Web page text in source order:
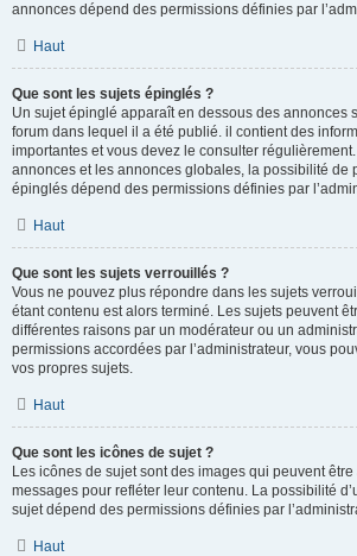
annonces dépend des permissions définies par
Haut
Que sont les sujets épinglés ?
Un sujet épinglé apparaît en dessous des annonces
forum dans lequel il a été publié. il contient des
importantes et vous devez le consulter
annonces et les annonces globales, la possibilité de
épinglés dépend des permissions définies par
Haut
Que sont les sujets verrouillés ?
Vous ne pouvez plus répondre dans les sujets
étant contenu est alors terminé. Les sujets peuvent
différentes raisons par un modérateur ou un
permissions accordées par l’administrateur, vous
vos propres sujets.
Haut
Que sont les icônes de sujet ?
Les icônes de sujet sont des images qui peuvent
messages pour refléter leur contenu. La possibilité
sujet dépend des permissions définies par
Haut